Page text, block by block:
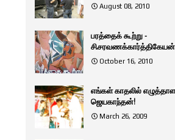
August 08, 2010
பரத்தைக் கூற்று -
சி.சரவணக்கார்த்திகேயன்
October 16, 2010
எங்கள் காதலில்
ஜெயகாந்தன்!
March 26, 2009